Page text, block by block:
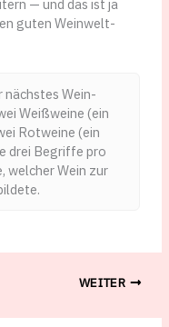
— und das ist ja
guten Weinwelt-
Wein-
Weißweine (ein
Rotweine (ein
drei Begriffe pro
welcher Wein zur
WEITER